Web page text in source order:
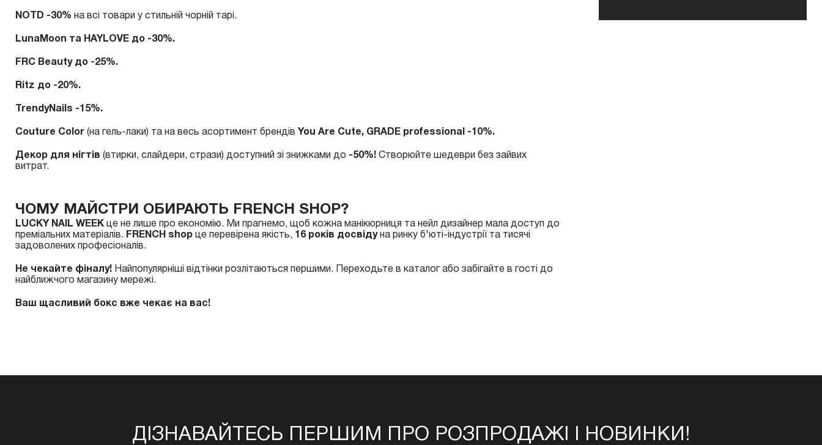
NOTD -30% на всі товари у стильній чорній тарі.
LunaMoon та HAYLOVE до -30%.
FRC Beauty до -25%.
Ritz до -20%.
TrendyNails -15%.
Couture Color (на гель-лаки) та на весь асортимент брендів You Are Cute, GRADE professional -10%.
Декор для нігтів (втирки, слайдери, стрази) доступний зі знижками до -50%! Створюйте шедеври без зайвих
витрат.
ЧОМУ МАЙСТРИ ОБИРАЮТЬ FRENCH SHOP?
LUCKY NAIL WEEK це не лише про економію. Ми прагнемо, щоб кожна манікюрниця та нейл дизайнер мала доступ до
преміальних матеріалів. FRENCH shop це перевірена якість, 16 років досвідуна ринку б'юті-індустрії та тисячі
задоволених професіоналів.
Не чекайте фіналу! Найпопулярніші відтінки розлітаються першими. Переходьте в каталог або забігайте в гості до
найближчого магазину мережі.
Ваш щасливий бокс вже чекає на вас!
ДІЗНАВАЙТЕСЬ ПЕРШИМ ПРО РОЗПРОДАЖІ І НОВИНКИ!